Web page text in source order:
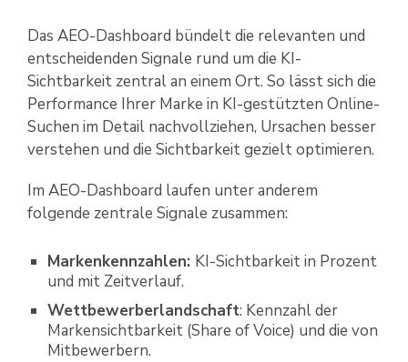
Das AEO-Dashboard bündelt die relevanten und
entscheidenden Signale rund um die KI-
Sichtbarkeit zentral an einem Ort. So lässt sich die
Performance Ihrer Marke in KI-gestützten Online-
Suchen im Detail nachvollziehen, Ursachen besser
verstehen und die Sichtbarkeit gezielt optimieren.
Im AEO-Dashboard laufen unter anderem
folgende zentrale Signale zusammen:
Markenkennzahlen: KI-Sichtbarkeit in Prozent
und mit Zeitverlauf.
Wettbewerberlandschaft: Kennzahl der
Markensichtbarkeit (Share of Voice) und die von
Mitbewerbern.